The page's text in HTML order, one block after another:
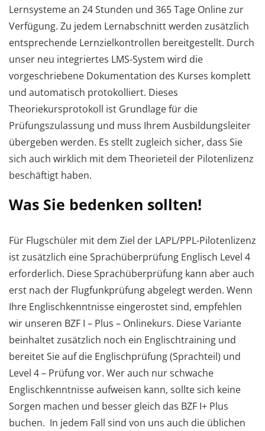
Lernsysteme an 24 Stunden und 365 Tage Online zur
Verfügung. Zu jedem Lernabschnitt werden zusätzlich
entsprechende Lernzielkontrollen bereitgestellt. Durch
unser neu integriertes LMS-System wird die
vorgeschriebene Dokumentation des Kurses komplett
und automatisch protokolliert. Dieses
Theoriekursprotokoll ist Grundlage für die
Prüfungszulassung und muss Ihrem Ausbildungsleiter
übergeben werden. Es stellt zugleich sicher, dass Sie
sich auch wirklich mit dem Theorieteil der Pilotenlizenz
beschäftigt haben.
Was Sie bedenken sollten!
Für Flugschüler mit dem Ziel der LAPL/PPL-Pilotenlizenz
ist zusätzlich eine Sprachüberprüfung Englisch Level 4
erforderlich. Diese Sprachüberprüfung kann aber auch
erst nach der Flugfunkprüfung abgelegt werden. Wenn
Ihre Englischkenntnisse eingerostet sind, empfehlen
wir unseren BZF I – Plus – Onlinekurs. Diese Variante
beinhaltet zusätzlich noch ein Englischtraining und
bereitet Sie auf die Englischprüfung (Sprachteil) und
Level 4 – Prüfung vor. Wer auch nur schwache
Englischkenntnisse aufweisen kann, sollte sich keine
Sorgen machen und besser gleich das BZF I+ Plus
buchen. In jedem Fall sind von uns auch die üblichen